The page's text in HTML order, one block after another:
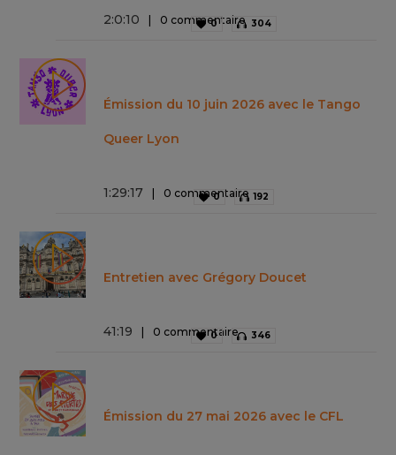
2:0:10 0 commentaire
0 304
Émission du 10 juin 2026 avec le Tango
Queer Lyon
1:29:17 0 commentaire
0 192
Entretien avec Grégory Doucet
41:19 0 commentaire
0 346
Émission du 27 mai 2026 avec le CFL